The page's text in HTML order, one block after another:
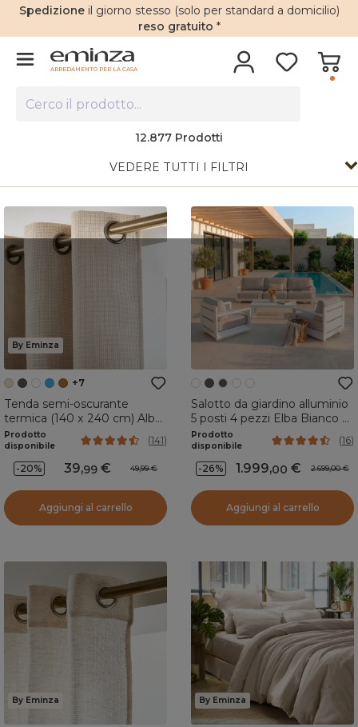
Spedizione il giorno stesso (solo per standard a domicilio)
reso gratuito *
ARREDAMENTO PER LA CASA
12.877 Prodotti
VEDERE TUTTI I FILTRI
By Eminza
+7
Tenda semi-oscurante
termica (140 x 240 cm) Alba
Beige grège
Prodotto
disponibile
(141)
-20% 39,99 € 49,99 €
Aggiungi al carrello
Salotto da giardino alluminio
5 posti 4 pezzi Elba Bianco e
tortora
Prodotto
disponibile
(16)
-26% 1.999,00 € 2.699,00 €
Aggiungi al carrello
By Eminza By Eminza